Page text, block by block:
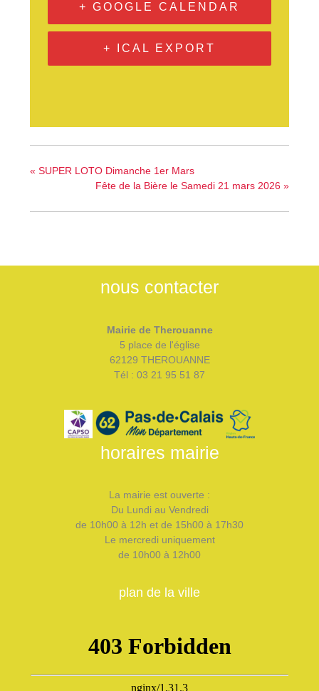
+ GOOGLE CALENDAR
+ ICAL EXPORT
« SUPER LOTO Dimanche 1er Mars
Fête de la Bière le Samedi 21 mars 2026 »
nous contacter
Mairie de Therouanne
5 place de l'église
62129 THEROUANNE
Tél : 03 21 95 51 87
horaires mairie
La mairie est ouverte :
Du Lundi au Vendredi
de 10h00 à 12h et de 15h00 à 17h30
Le mercredi uniquement
de 10h00 à 12h00
plan de la ville